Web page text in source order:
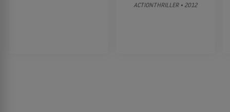
ACTIONTHRILLER • 2012